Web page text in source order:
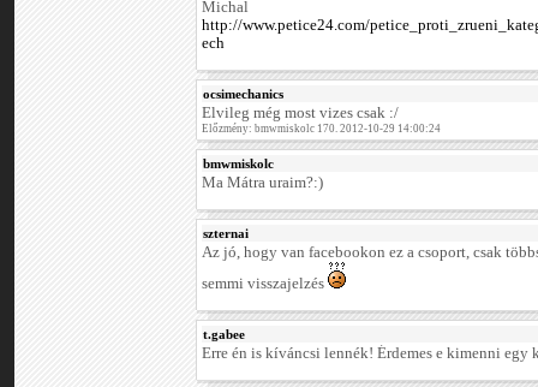
Michal
http://www.petice24.com/
ech
ocsimechanics
Elvileg még most vizes csak :/
Előzmény: bmwmiskolc 170. 2012-10-29 14:00:24
bmwmiskolc
Ma Mátra uraim?:)
szternai
Az jó, hogy van facebookon ez a csoport, csak
semmi visszajelzés
t.gabee
Erre én is kíváncsi lennék! Érdemes e kimenni egy